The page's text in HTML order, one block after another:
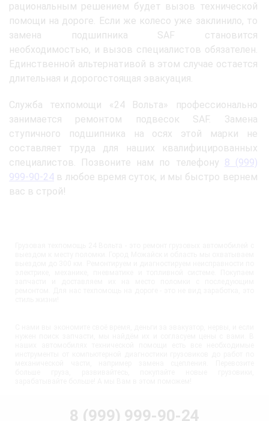
рациональным решением будет вызов технической
помощи на дороге. Если же колесо уже заклинило, то
замена подшипника SAF становится
необходимостью, и вызов специалистов обязателен.
Единственной альтернативой в этом случае остается
длительная и дорогостоящая эвакуация.
Служба техпомощи «24 Вольта» профессионально
занимается ремонтом подвесок SAF. Замена
ступичного подшипника на осях этой марки не
составляет труда для наших квалифицированных
специалистов. Позвоните нам по телефону 8 (999)
999-90-24 в любое время суток, и мы быстро вернем
вас в строй!
8 (999) 999-90-24